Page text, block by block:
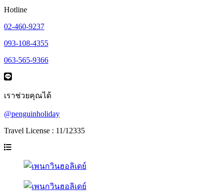
Hotline
02-460-9237
093-108-4355
063-565-9366
เราช่วยคุณได้
@penguinholiday
Travel License : 11/12335